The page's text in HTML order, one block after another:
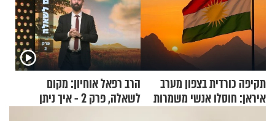
תקיפה כורדית בצפון מערב
איראן: חוסלו אנשי משמרות
הרב רפאל אוחיון: מקום
לשאלה, פרק 2 - איך ניתן